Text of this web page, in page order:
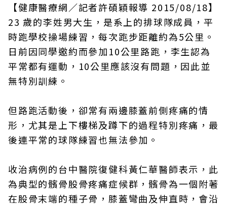
【健康醫療網／記者許碩穎報導 2015/08/18】
23 歲的李姓男大生，是系上的排球隊成員，平
時跑學校操場練習，每次跑步距離約為5公里。
日前因同學邀約而參加10公里路跑，李生認為
平常都有運動，10公里應該沒有問題，因此並
無特別訓練。
但路跑活動後，卻常有兩邊膝蓋前側疼痛的情
形，尤其是上下樓梯及蹲下的過程特別疼痛，最
後連平常的球隊練習也無法參加。
收治病例的台中醫院復健科黃仁華醫師表示，此
為典型的髕骨股骨疼痛症候群，髕骨為一個附著
在股骨末端的種子骨，膝蓋彎曲及伸直時，會沿